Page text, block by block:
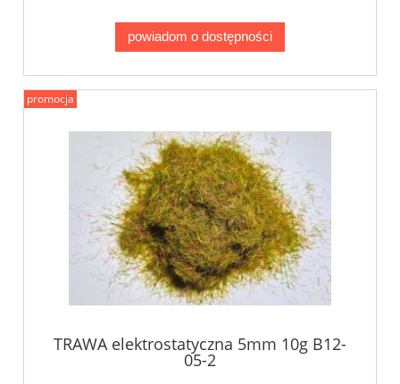
powiadom o dostępności
TRAWA elektrostatyczna 5mm 10g B12-
05-2
promocja